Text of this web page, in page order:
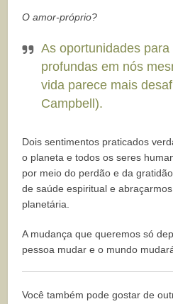
O amor-próprio?
As oportunidades
profundas em nós
vida parece mais
Campbell).
Dois sentimentos praticados
o planeta e todos os seres
por meio do perdão e da
de saúde espiritual e
planetária.
A mudança que queremos só
pessoa mudar e o mundo
Você também pode gostar de